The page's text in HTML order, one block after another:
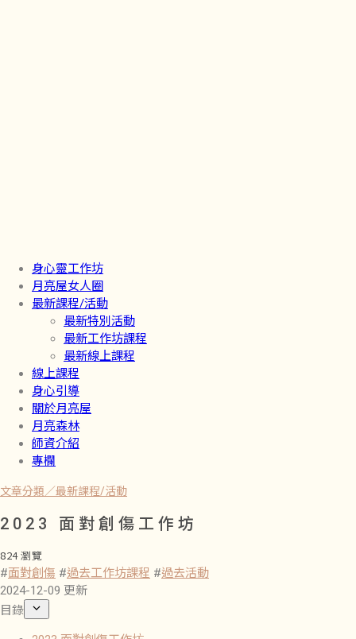
身心靈工作坊
月亮屋女人圈
最新課程/活動
最新特別活動
最新工作坊課程
最新線上課程
線上課程
身心引導
關於月亮屋
月亮森林
師資介紹
專欄
文章分類／最新課程/活動
2023 面對創傷工作坊
824 瀏覽
#面對創傷 #過去工作坊課程 #過去活動
2024-12-09 更新
目錄